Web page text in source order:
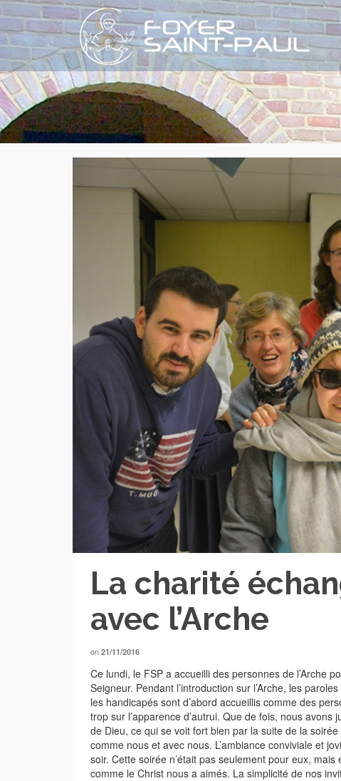
La charité
avec l’Arche
on 21/11/2016
Ce lundi, le FSP a accueilli des personnes de l’Arche
Seigneur. Pendant l’introduction sur l’Arche, les
les handicapés sont d’abord accueillis comme des
trop sur l’apparence d’autrui. Que de fois, nous
de Dieu, ce qui se voit fort bien par la suite de la
comme nous et avec nous. L’ambiance conviviale et
soir. Cette soirée n’était pas seulement pour eux,
comme le Christ nous a aimés. La simplicité de nos